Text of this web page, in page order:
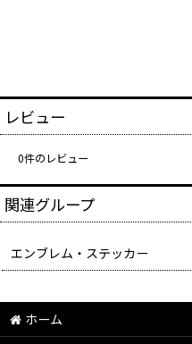
レビュー
0件のレビュー
関連グループ
エンブレム・ステッカー
ホーム